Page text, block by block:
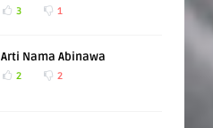
3 1
Arti Nama Abinawa
2 2